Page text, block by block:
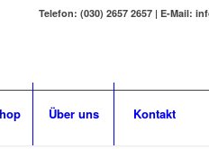
Telefon: (030) 2657 2657 | E-Mail:
Über uns Kontakt